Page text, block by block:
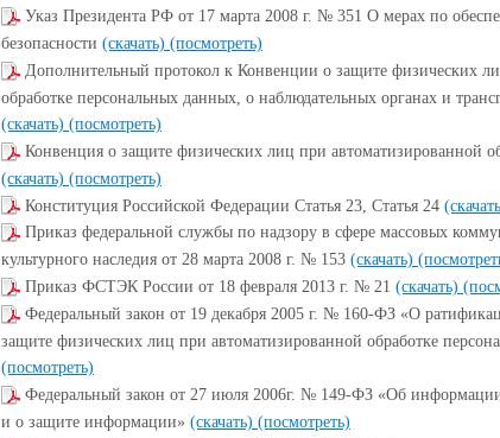
Указ Президента РФ от 17 марта 2008 г. № 351 О мерах по
безопасности (скачать) (посмотреть)
Дополнительный протокол к Конвенции о защите физических
обработке персональных данных, о наблюдательных органах и
(скачать) (посмотреть)
Конвенция о защите физических лиц при автоматизированной
(скачать) (посмотреть)
Конституция Рoссийской Фeдерации Статья 23, Статья 24
Приказ федеральной службы по надзору в сфере массовых
культурного наследия от 28 марта 2008 г. № 153 (скачать)
Приказ ФСТЭК России от 18 февраля 2013 г. № 21 (скачать)
Федеральный закон от 19 декабря 2005 г. № 160-ФЗ «О
защите физических лиц при автоматизированной обработке
(посмотреть)
Федеральный закон от 27 июля 2006г. № 149-ФЗ «Об
и о защите информации» (скачать) (посмотреть)